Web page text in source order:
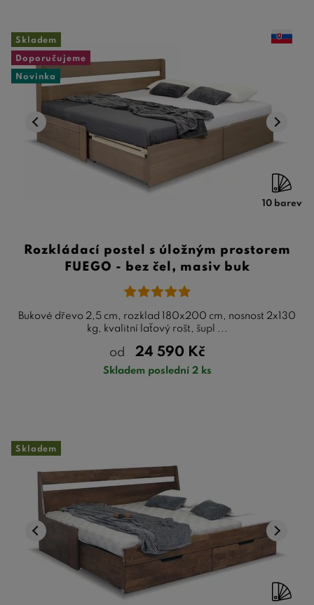
Skladem
Doporučujeme
Novinka
10 barev
Rozkládací postel s úložným prostorem
FUEGO - bez čel, masiv buk
Bukové dřevo 2,5 cm, rozklad 180x200 cm, nosnost 2x130
kg, kvalitní laťový rošt, šupl ...
od 24 590 Kč
Skladem poslední 2 ks
Skladem